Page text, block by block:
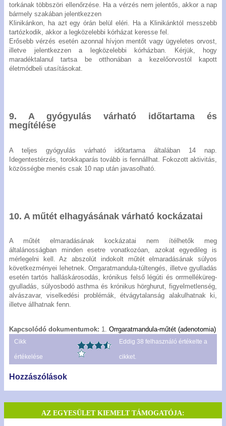
torkának többszöri ellenőrzése. Ha a vérzés nem jelentős, akkor a nap
bármely szakában jelentkezzen
Klinikánkon, ha azt egy órán belül eléri. Ha a Klinikánktól messzebb
tartózkodik, akkor a legközelebbi kórházat keresse fel.
Erősebb vérzés esetén azonnal hívjon mentőt vagy ügyeletes orvost,
illetve jelentkezzen a legközelebbi kórházban. Kérjük, hogy
maradéktalanul tartsa be otthonában a kezelőorvostól kapott
életmódbeli utasításokat.
9. A gyógyulás várható időtartama és
megítélése
A teljes gyógyulás várható időtartama általában 14 nap.
Idegentestérzés, torokkaparás tovább is fennállhat. Fokozott aktivitás,
közösségbe menés csak 10 nap után javasolható.
10. A műtét elhagyásának várható kockázatai
A műtét elmaradásának kockázatai nem ítélhetők meg
általánosságban minden esetre vonatkozóan, azokat egyedileg is
mérlegelni kell. Az abszolút indokolt műtét elmaradásának súlyos
következményei lehetnek. Orrgaratmandula-túltengés, illetve gyulladás
esetén tartós halláskárosodás, krónikus felső légúti és orrmelléküreg-
gyulladás, súlyosbodó asthma és krónikus hörghurut, figyelmetlenség,
alvászavar, viselkedési problémák, étvágytalanság alakulhatnak ki,
illetve állhatnak fenn.
Kapcsolódó dokumentumok: 1. Orrgaratmandula-műtét (adenotomia)
Cikk
értékelése
Eddig 38 felhasználó értékelte a
cikket.
Hozzászólások
AZ EGYESÜLET KIEMELT TÁMOGATÓJA: